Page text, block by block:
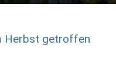
Herbst getroffen